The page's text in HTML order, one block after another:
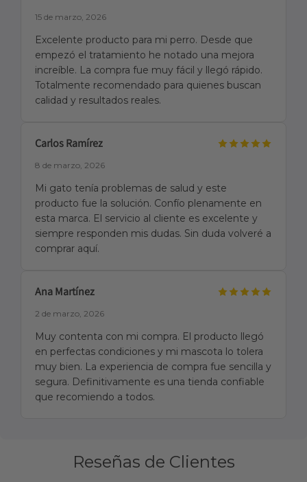
15 de marzo, 2026
Excelente producto para mi perro. Desde que
empezó el tratamiento he notado una mejora
increíble. La compra fue muy fácil y llegó rápido.
Totalmente recomendado para quienes buscan
calidad y resultados reales.
Carlos Ramírez
8 de marzo, 2026
Mi gato tenía problemas de salud y este
producto fue la solución. Confío plenamente en
esta marca. El servicio al cliente es excelente y
siempre responden mis dudas. Sin duda volveré a
comprar aquí.
Ana Martínez
2 de marzo, 2026
Muy contenta con mi compra. El producto llegó
en perfectas condiciones y mi mascota lo tolera
muy bien. La experiencia de compra fue sencilla y
segura. Definitivamente es una tienda confiable
que recomiendo a todos.
Reseñas de Clientes